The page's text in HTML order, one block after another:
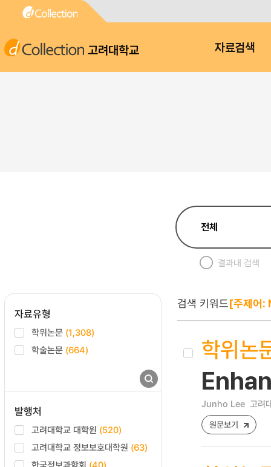
고려대학교 자료검색
결과내 검색
자료유형
학위논문 (1,308)
학술논문 (664)
발행처
고려대학교 대학원 (520)
고려대학교 정보보호대학원 (63)
한국정보과학회 (40)
검색 키워드[주제어
학위논
Junho Lee 고려
원문보기